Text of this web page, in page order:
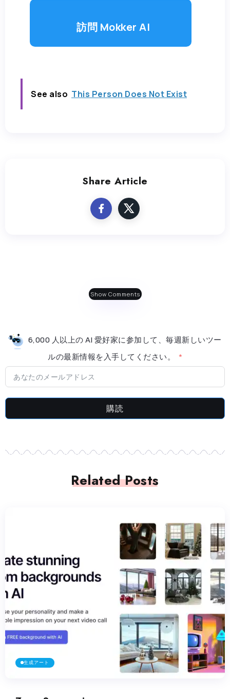
訪問 Mokker AI
See also This Person Does Not Exist
Share Article
Show Comments
6,000 人以上の AI 愛好家に参加して、毎週新しいツー
ルの最新情​​報を入手してください。
購読
Related Posts
生成アート